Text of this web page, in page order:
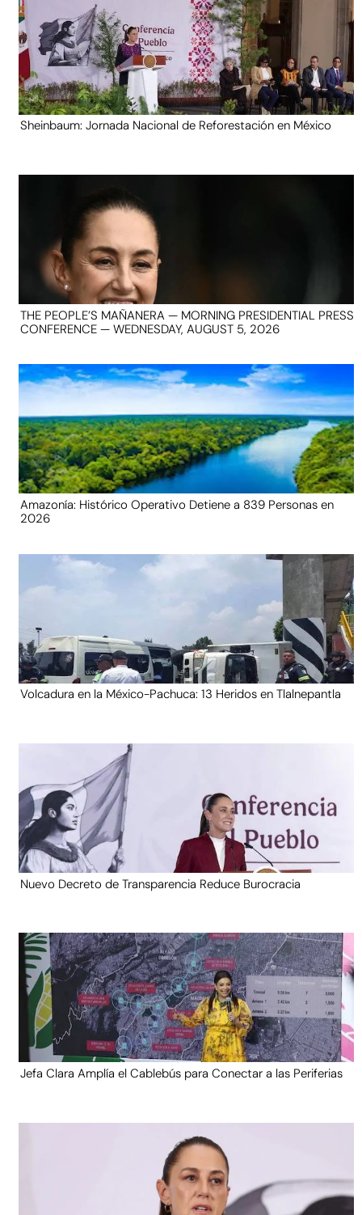
Sheinbaum: Jornada Nacional de Reforestación en México
THE PEOPLE’S MAÑANERA — MORNING PRESIDENTIAL PRESS
CONFERENCE — WEDNESDAY, AUGUST 5, 2026
Amazonía: Histórico Operativo Detiene a 839 Personas en
2026
Volcadura en la México-Pachuca: 13 Heridos en Tlalnepantla
Nuevo Decreto de Transparencia Reduce Burocracia
Jefa Clara Amplía el Cablebús para Conectar a las Periferias